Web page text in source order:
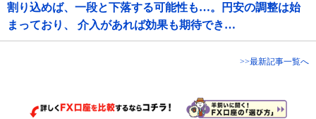
割り込めば、一段と下落する可能性も…。円安の調整は始
まっており、 介入があれば効果も期待でき…
>>最新記事一覧へ